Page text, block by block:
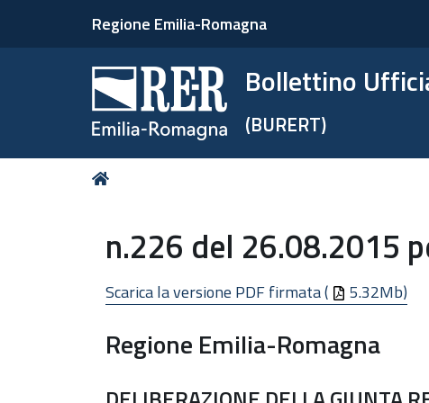
Regione Emilia-Romagna
Bollettino
(BURERT)
Tu
n.226 del 26.08.2015
Scarica la versione PDF firmata ( 5.32Mb)
Regione Emilia-Romagna